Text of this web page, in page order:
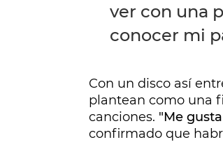
ver con una
conocer mi
Con un disco así
plantean como una
canciones. "Me
confirmado que